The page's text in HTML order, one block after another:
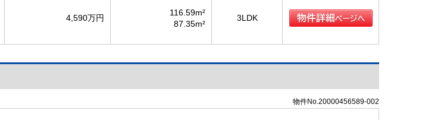
4,590万円
116.59m²
87.35m²
3LDK
物件No.20000456589-002